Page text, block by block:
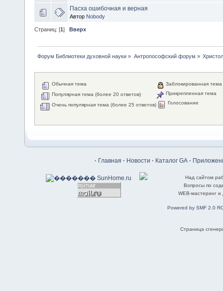
Пасха ошибочная и верная
Автор Nobody
Страниц: [1 ] Вверх
Форум Библиотеки духовной науки » Антропософский форум »
Обычная тема
Популярная тема (более 20 ответов)
Очень популярная тема (более 25 ответов)
Заблокированная тема
Прикрепленная тема
Голосование
· Главная · Новости · Каталог GA ·
Над сайтом
Вопросы по
WEB-мастеринг
Powered by SMF 2.0
Страница